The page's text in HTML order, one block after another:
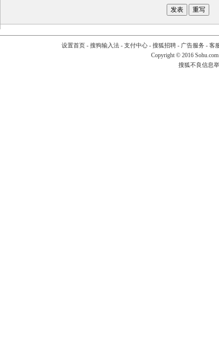
设置首页- 搜狗输入法- 支付中心- 搜狐招聘- 广告服务 - 客
Copyright © 2016
搜狐不良信息